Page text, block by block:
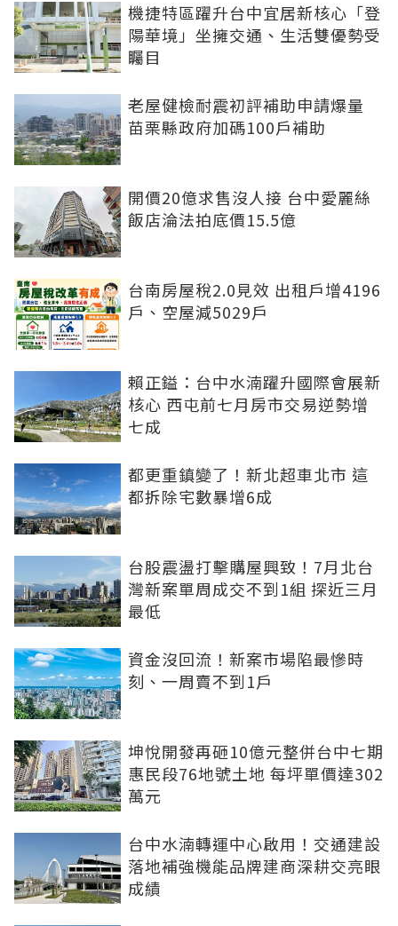
機捷特區躍升台中宜居新核心「登
陽華境」坐擁交通、生活雙優勢受
矚目
老屋健檢耐震初評補助申請爆量
苗栗縣政府加碼100戶補助
開價20億求售沒人接 台中愛麗絲
飯店淪法拍底價15.5億
台南房屋稅2.0見效 出租戶增4196
戶、空屋減5029戶
賴正鎰：台中水湳躍升國際會展新
核心 西屯前七月房市交易逆勢增
七成
都更重鎮變了！新北超車北市 這
都拆除宅數暴增6成
台股震盪打擊購屋興致！7月北台
灣新案單周成交不到1組 探近三月
最低
資金沒回流！新案市場陷最慘時
刻、一周賣不到1戶
坤悅開發再砸10億元整併台中七期
惠民段76地號土地 每坪單價達302
萬元
台中水湳轉運中心啟用！交通建設
落地補強機能品牌建商深耕交亮眼
成績